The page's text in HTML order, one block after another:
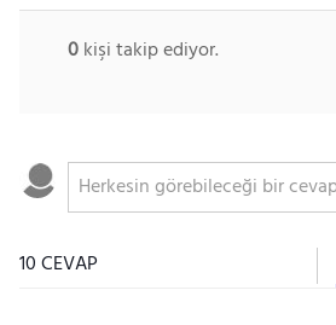
0kişi takip ediyor.
10 CEVAP